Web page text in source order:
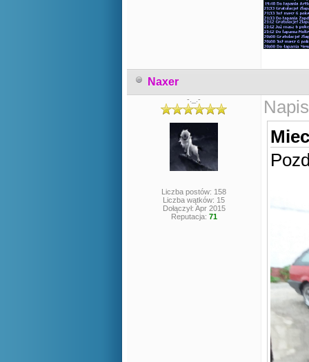
Naxer
-._.-
Liczba postów: 158
Liczba wątków: 15
Dołączył: Apr 2015
Reputacja: 71